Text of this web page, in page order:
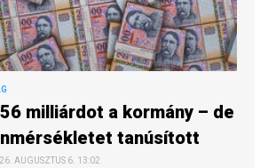
milliárdot a kormány – de
tanúsított
AUGUSZTUS 6. 13:02